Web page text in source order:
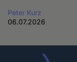
Peter Kurz
06.07.2026